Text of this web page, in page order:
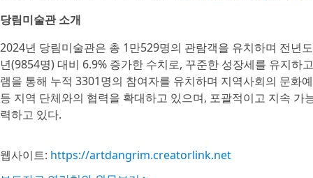
당림미술관 소개
2024년 당림미술관은 총 1만529명의 관람객을 유치하며 전년
년(9854명) 대비 6.9% 증가한 수치로, 꾸준한 성장세를 유지하
램을 통해 누적 3301명의 참여자를 유치하며 지역사회의 문화
등 지역 단체와의 협력을 확대하고 있으며, 포괄적이고 지속
력하고 있다.
웹사이트: https://artdangrim.creatorlink.net